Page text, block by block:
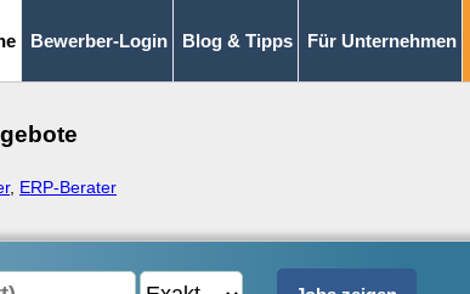
Bewerber-Login Blog & Tipps Für Unternehmen
, ERP-Berater